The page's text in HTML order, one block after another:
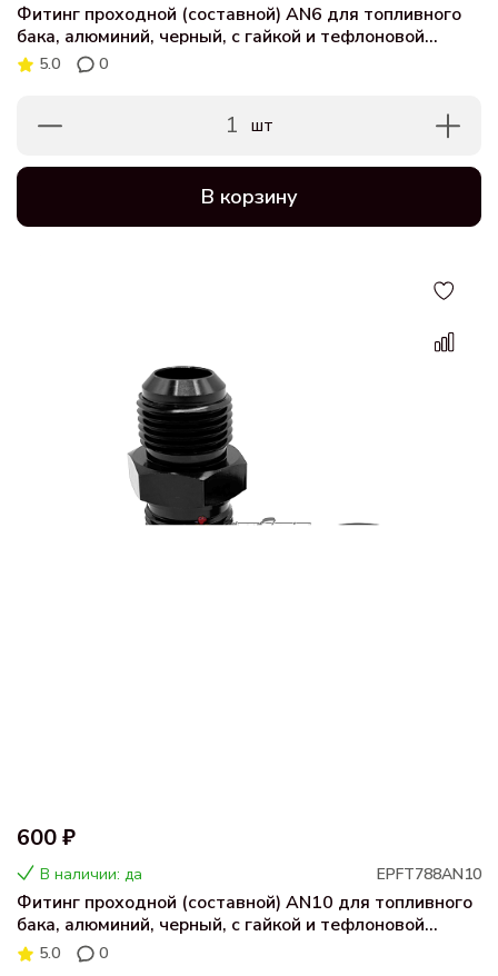
Фитинг проходной (составной) AN6 для топливного
бака, алюминий, черный, с гайкой и тефлоновой
шайбой
5.0 0
1 шт
В корзину
600 ₽
В наличии: да EPFT788AN10
Фитинг проходной (составной) AN10 для топливного
бака, алюминий, черный, с гайкой и тефлоновой
шайбой
5.0 0